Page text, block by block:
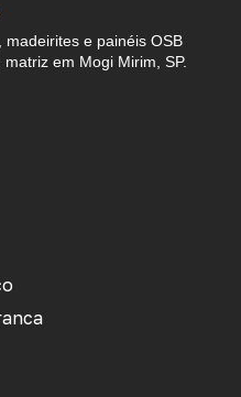
madeirites e painéis OSB
em Mogi Mirim, SP.